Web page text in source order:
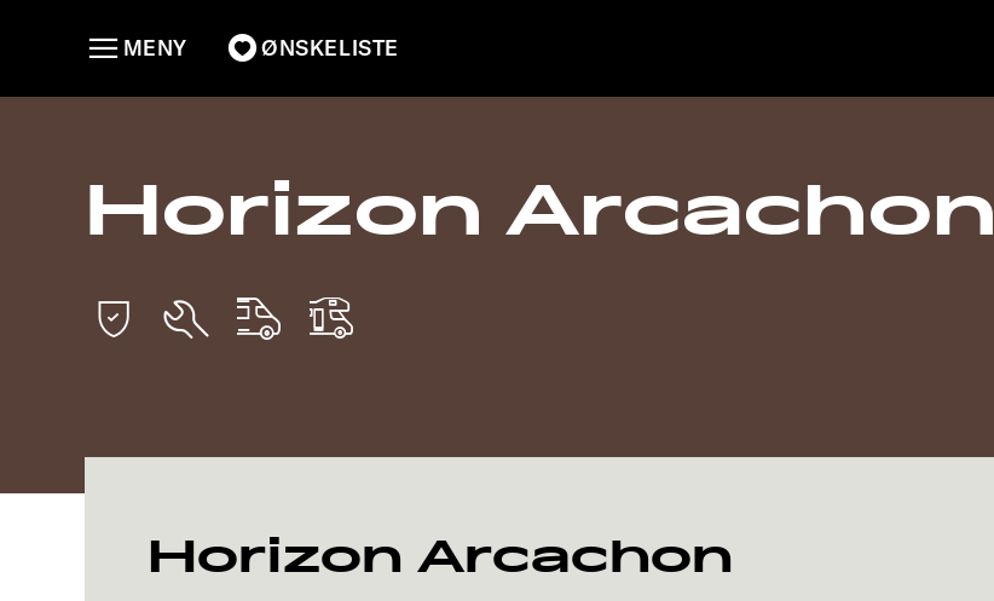
ØNSKELISTE
MENY
Horizon Arcachon
Horizon Arcachon